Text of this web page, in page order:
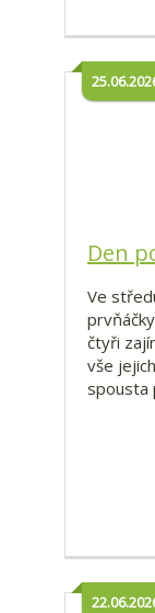
Den
Ve
čtyři
vše
spousta